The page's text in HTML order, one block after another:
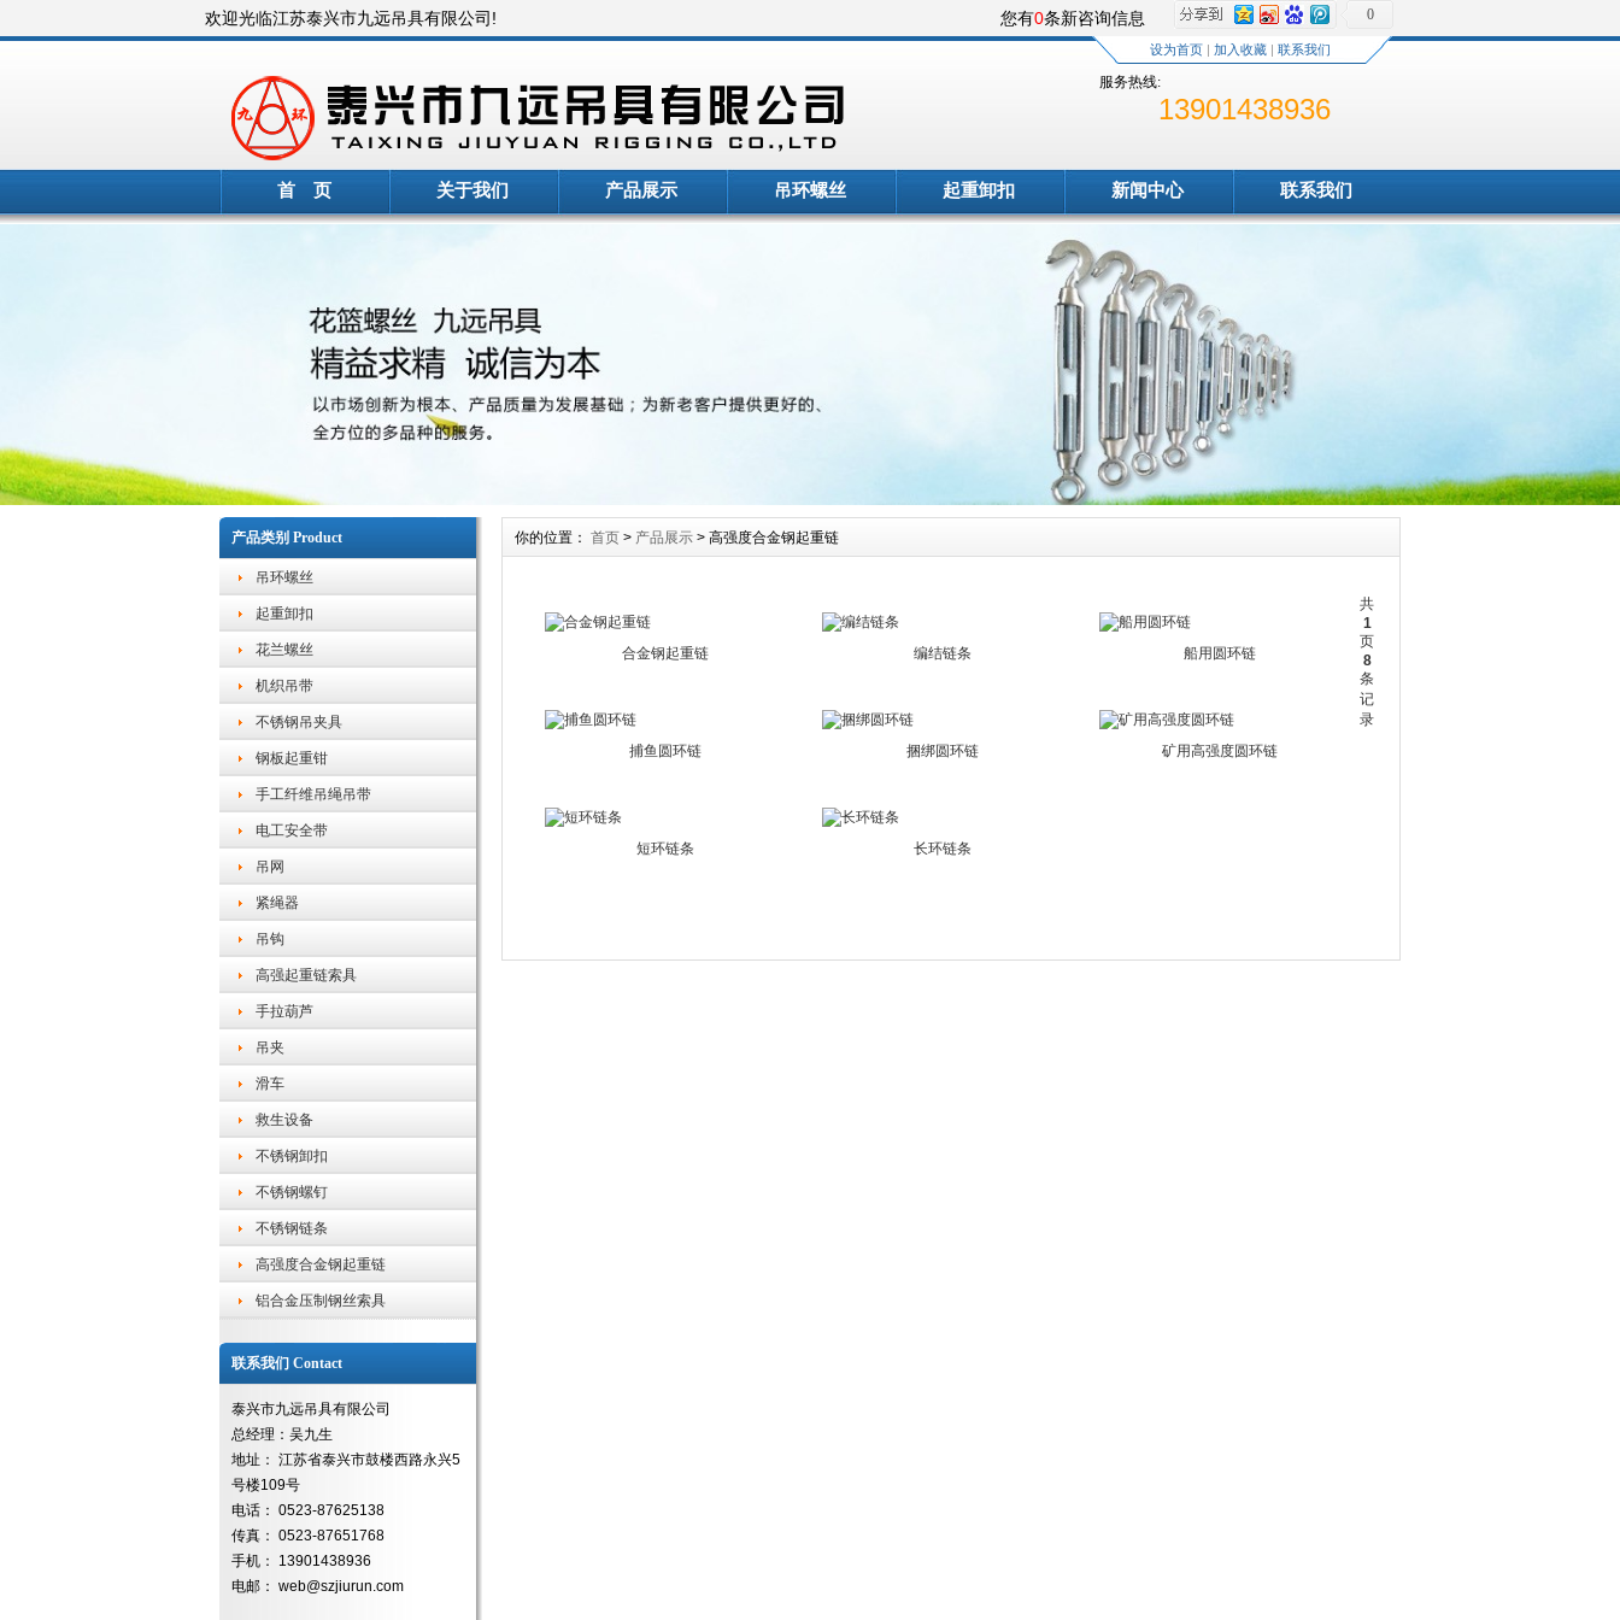
欢迎光临江苏泰兴市九远吊具有限公司! 您有0条新咨询信息 0
设为首页| 加入收藏| 联系我们
服务热线:
13901438936
首 页 关于我们 产品展示 吊环螺丝 起重卸扣 新闻中心 联系我们
产品类别 Product
吊环螺丝
起重卸扣
花兰螺丝
机织吊带
不锈钢吊夹具
钢板起重钳
手工纤维吊绳吊带
电工安全带
吊网
紧绳器
吊钩
高强起重链索具
手拉葫芦
吊夹
滑车
救生设备
不锈钢卸扣
不锈钢螺钉
不锈钢链条
高强度合金钢起重链
铝合金压制钢丝索具
联系我们 Contact
泰兴市九远吊具有限公司
总经理：吴九生
地址： 江苏省泰兴市鼓楼西路永兴5
号楼109号
电话： 0523-87625138
传真： 0523-87651768
手机： 13901438936
电邮： web@szjiurun.com
你的位置： 首页 > 产品展示 > 高强度合金钢起重链
合金钢起重链 编结链条 船用圆环链
捕鱼圆环链 捆绑圆环链 矿用高强度圆环链
短环链条 长环链条
共
1
页
8
条
记
录